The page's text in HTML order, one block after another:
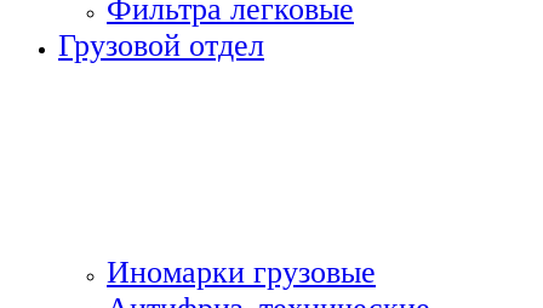
Фильтра легковые
Грузовой отдел
Иномарки грузовые